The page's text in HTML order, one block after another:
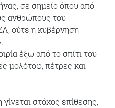
σε σημείο όπου από
ανθρώπους του
ούτε η κυβέρνηση
έξω από το σπίτι του
μολότοφ, πέτρες και
στόχος επίθεσης,